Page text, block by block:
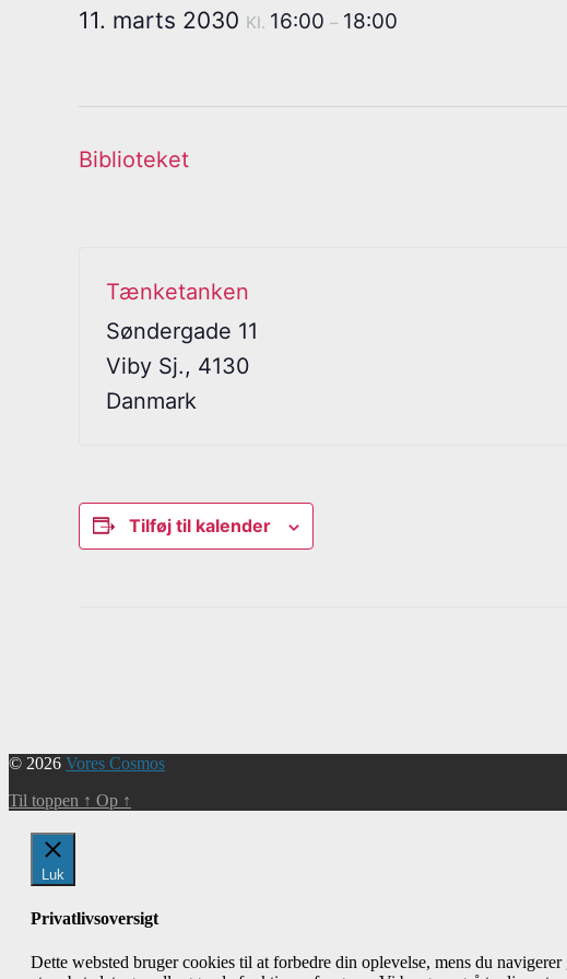
11. marts 2030 Kl. 16:00 – 18:00
Biblioteket
Tænketanken
Søndergade 11
Viby Sj., 4130
Danmark
Tilføj til kalender
© 2026 Vores Cosmos
Til toppen ↑ Op ↑
Luk
Privatlivsoversigt
Dette websted bruger cookies til at forbedre din oplevelse, mens du